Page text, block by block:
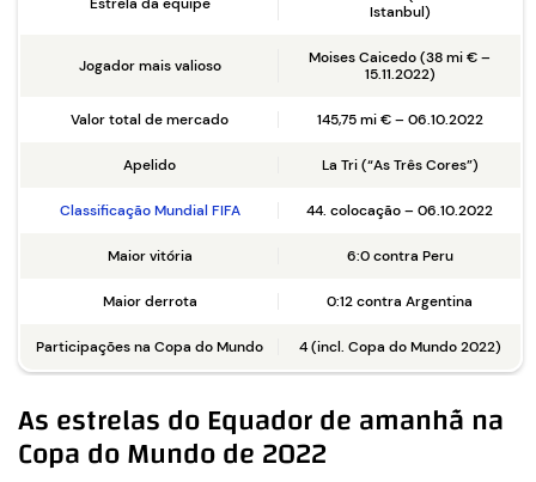
Istanbul)
Jogador mais valioso
Moises Caicedo (38 mi € –
15.11.2022)
Valor total de mercado 145,75 mi € – 06.10.2022
Apelido La Tri (“As Três Cores”)
Classificação Mundial FIFA 44. colocação – 06.10.2022
Maior vitória 6:0 contra Peru
Maior derrota 0:12 contra Argentina
Participações na Copa do Mundo 4 (incl. Copa do Mundo 2022)
As estrelas do Equador de amanhã na
Copa do Mundo de 2022